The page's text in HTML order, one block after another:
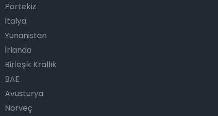
Portekiz
İtalya
Yunanistan
İrlanda
Birleşik Krallık
BAE
Avusturya
Norveç